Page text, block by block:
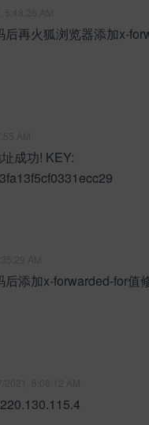
后再火狐浏览器添加x-
成功! KEY:
后添加x-forwarded-for值